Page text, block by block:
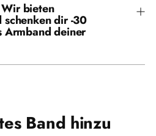
bieten
schenken dir -30
Armband deiner
Band hinzu